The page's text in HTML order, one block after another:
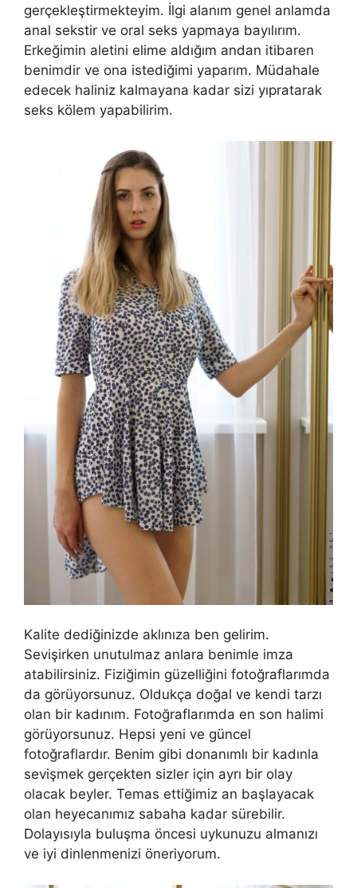
gerçekleştirmekteyim. İlgi alanım genel anlamda
anal sekstir ve oral seks yapmaya bayılırım.
Erkeğimin aletini elime aldığım andan itibaren
benimdir ve ona istediğimi yaparım. Müdahale
edecek haliniz kalmayana kadar sizi yıpratarak
seks kölem yapabilirim.
Kalite dediğinizde aklınıza ben gelirim.
Sevişirken unutulmaz anlara benimle imza
atabilirsiniz. Fiziğimin güzelliğini fotoğraflarımda
da görüyorsunuz. Oldukça doğal ve kendi tarzı
olan bir kadınım. Fotoğraflarımda en son halimi
görüyorsunuz. Hepsi yeni ve güncel
fotoğraflardır. Benim gibi donanımlı bir kadınla
sevişmek gerçekten sizler için ayrı bir olay
olacak beyler. Temas ettiğimiz an başlayacak
olan heyecanımız sabaha kadar sürebilir.
Dolayısıyla buluşma öncesi uykunuzu almanızı
ve iyi dinlenmenizi öneriyorum.